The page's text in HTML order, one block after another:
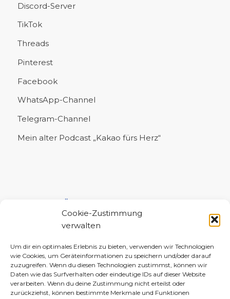
Cookie-Zustimmung
verwalten
Um dir ein optimales Erlebnis zu bieten, verwenden wir Technologien
wie Cookies, um Geräteinformationen zu speichern und/oder darauf
zuzugreifen. Wenn du diesen Technologien zustimmst, können wir
Daten wie das Surfverhalten oder eindeutige IDs auf dieser Website
verarbeiten. Wenn du deine Zustimmung nicht erteilst oder
zurückziehst, können bestimmte Merkmale und Funktionen
Discord-Server
TikTok
Threads
Pinterest
Facebook
WhatsApp-Channel
Telegram-Channel
Mein alter Podcast „Kakao fürs Herz“